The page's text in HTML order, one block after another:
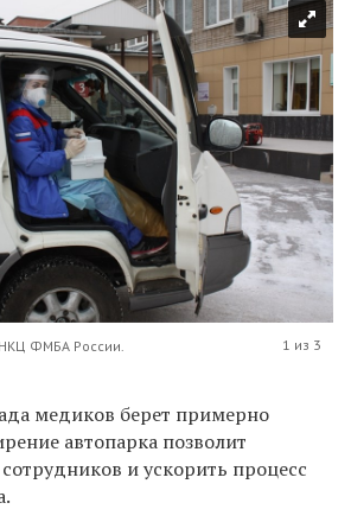
ФМБА России. 1 из 3
медиков берет примерно
автопарка позволит
и ускорить процесс